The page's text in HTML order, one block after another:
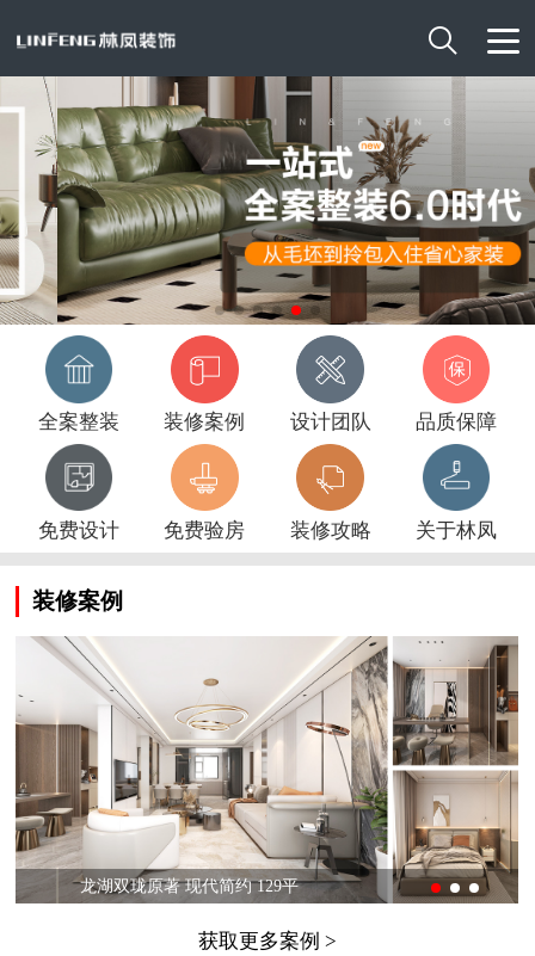

全案整装 装修案例 设计团队 品质保障
免费设计 免费验房 装修攻略 关于林凤
装修案例
龙湖双珑原著 现代简约 129平
获取更多案例 >